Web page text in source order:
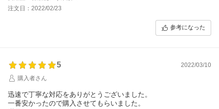
注文日：2022/02/23
参考になった
5
2022/03/10
購入者さん
迅速で丁寧な対応をありがとうございました。
一番安かったので購入させてもらいました。